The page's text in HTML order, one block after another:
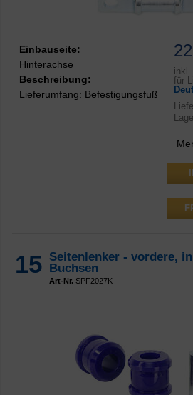
inkl.
für
Einbauseite:
Hinterachse
Beschreibung:
Lieferumfang: Befestigungsfuß
15 Seitenlenker - vordere,
Buchsen
Art-Nr. SPF2027K